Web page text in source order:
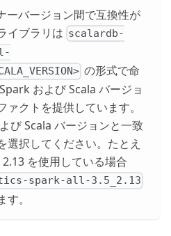
ーバージョン間で互換性が
イブラリは scalardb-
の形式で命
および Scala バージョ
クトを提供しています。
び Scala バージョンと一致
選択してください。たとえ
を使用している場合
spark-all-3.5_2.13
。